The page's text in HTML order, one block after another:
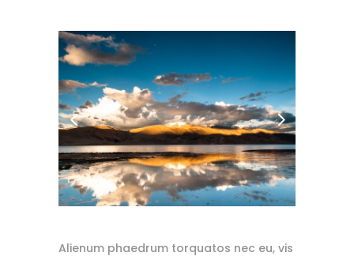
Alienum phaedrum torquatos nec eu, vis